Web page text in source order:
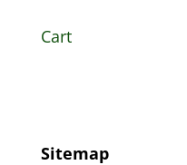
Cart
Sitemap